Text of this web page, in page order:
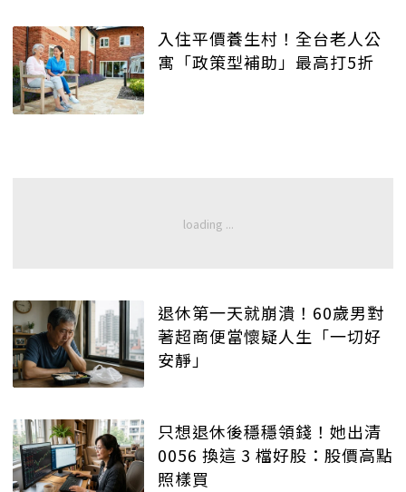
入住平價養生村！全台老人公
寓「政策型補助」最高打5折
退休第一天就崩潰！60歲男對
著超商便當懷疑人生「一切好
安靜」
只想退休後穩穩領錢！她出清
0056 換這 3 檔好股：股價高點
照樣買